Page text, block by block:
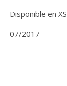
Disponible en
07/2017